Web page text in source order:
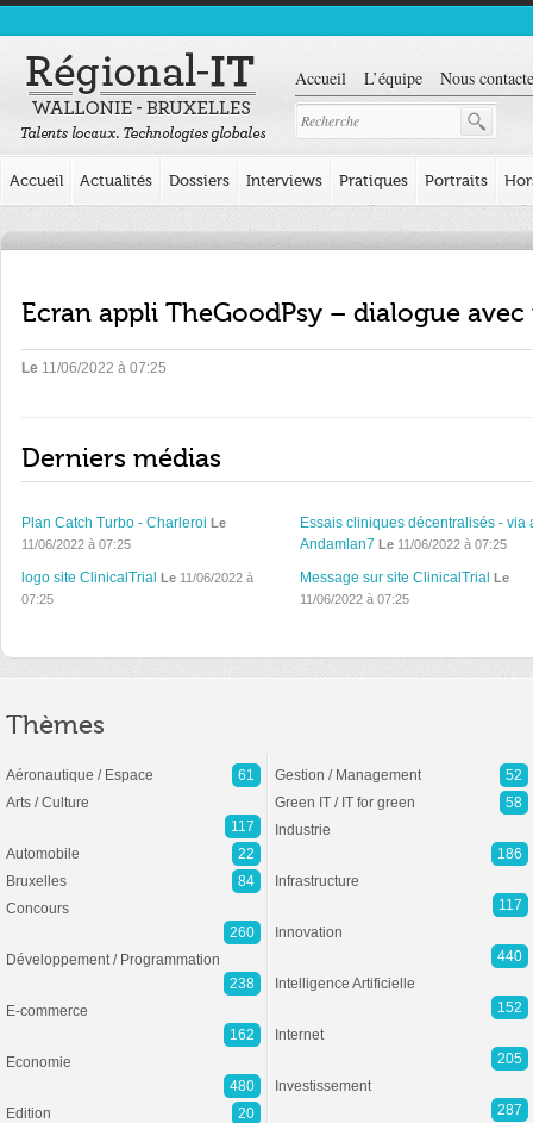
Accueil L’équipe Nous
Accueil Actualités Dossiers Interviews Pratiques Portraits
Ecran appli TheGoodPsy – dialogue avec
Le 11/06/2022 à 07:25
Derniers médias
Plan Catch Turbo - Charleroi Le
11/06/2022 à 07:25
Essais cliniques décentralisés - via
Andamlan7 Le11/06/2022 à 07:25
logo site ClinicalTrial Le 11/06/2022 à
07:25
Message sur site ClinicalTrial Le
11/06/2022 à 07:25
Thèmes
Aéronautique / Espace
61
Arts / Culture
117
Automobile
22
Bruxelles
84
Concours
260
Développement / Programmation
238
E-commerce
162
Economie
480
Edition
20
Gestion / Management
52
Green IT / IT for green
58
Industrie
186
Infrastructure
117
Innovation
440
Intelligence Artificielle
152
Internet
205
Investissement
287